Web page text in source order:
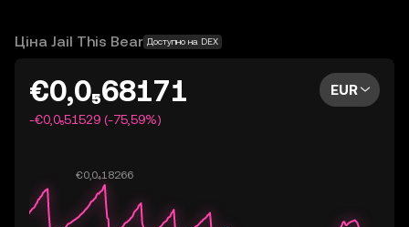
генеруються на основі рейтингу популярності. OKX не
відповідальності за можливі збитки.
Ціна Jail This Bear Доступно на DEX
€0,0₅68171
-€0,0₅51529 (-75,59%)
EUR